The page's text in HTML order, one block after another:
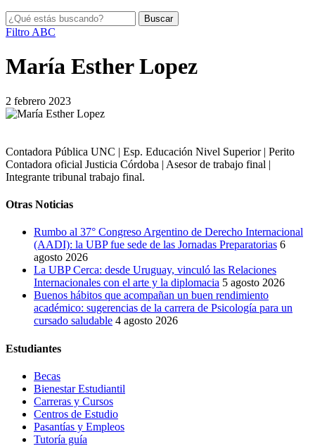
Filtro ABC
María Esther Lopez
2 febrero 2023
Contadora Pública UNC | Esp. Educación Nivel Superior | Perito
Contadora oficial Justicia Córdoba | Asesor de trabajo final |
Integrante tribunal trabajo final.
Otras Noticias
Rumbo al 37° Congreso Argentino de Derecho Internacional
(AADI): la UBP fue sede de las Jornadas Preparatorias 6
agosto 2026
La UBP Cerca: desde Uruguay, vinculó las Relaciones
Internacionales con el arte y la diplomacia 5 agosto 2026
Buenos hábitos que acompañan un buen rendimiento
académico: sugerencias de la carrera de Psicología para un
cursado saludable 4 agosto 2026
Estudiantes
Becas
Bienestar Estudiantil
Carreras y Cursos
Centros de Estudio
Pasantías y Empleos
Tutoría guía